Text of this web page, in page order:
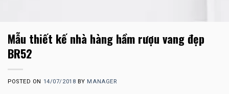
Mẫu thiết kế nhà hàng hầm rượu vang đẹp
BR52
POSTED ON 14/07/2018 BY MANAGER